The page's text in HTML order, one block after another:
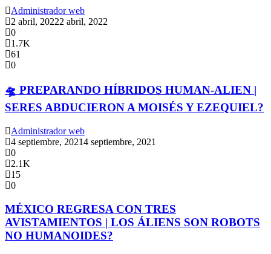
Administrador web
2 abril, 20222 abril, 2022
0
1.7K
61
0
🛸 PREPARANDO HÍBRIDOS HUMAN-ALIEN |
SERES ABDUCIERON A MOISÉS Y EZEQUIEL?
Administrador web
4 septiembre, 20214 septiembre, 2021
0
2.1K
15
0
MÉXICO REGRESA CON TRES
AVISTAMIENTOS | LOS ÁLIENS SON ROBOTS
NO HUMANOIDES?